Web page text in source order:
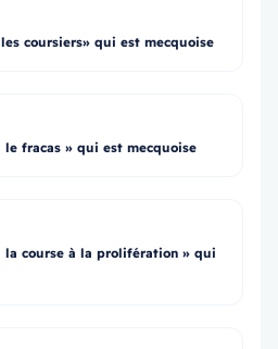
coursiers» qui est mecquoise
le fracas » qui est mecquoise
la course à la prolifération » qui